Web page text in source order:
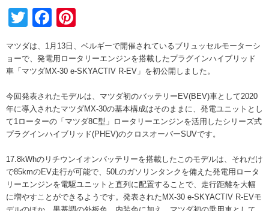
TwitterFacebook
マツダは、1月13日、ベルギーで開催されているブリュッセルモーターシ
ョーで、発電用ロータリーエンジンを搭載したプラグインハイブリッド
車「マツダMX-30 e-SKYACTIV R-EV」を初公開しました。
今回発表されたモデルは、マツダ初のバッテリーEV(BEV)車として2020
年に導入されたマツダMX-30の基本構成はそのままに、発電ユニットとし
て1ローターの「マツダ8C型」ロータリーエンジンを活用したシリーズ式
プラグインハイブリッド(PHEV)のクロスオーバーSUVです。
17.8kWhのリチウンイオンバッテリーを搭載したこのモデルは、それだけ
で85kmのEV走行が可能で、50Lのガソリンタンクを備えた発電用ロータ
リーエンジンを電駆ユニットと直列に配置することで、走行距離を大幅
に増やすことができるようです。発表されたMX-30 e-SKYACTIV R-EVモ